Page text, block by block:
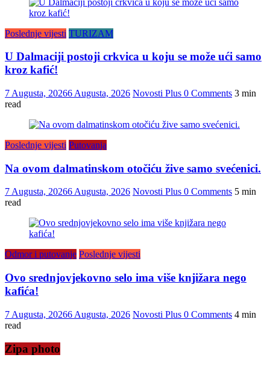
Poslednje vijesti TURIZAM
U Dalmaciji postoji crkvica u koju se može ući samo
kroz kafić!
7 Augusta, 20266 Augusta, 2026 Novosti Plus 0 Comments 3 min
read
Poslednje vijesti Putovanja
Na ovom dalmatinskom otočiću žive samo svećenici.
7 Augusta, 20266 Augusta, 2026 Novosti Plus 0 Comments 5 min
read
Odmor i putovanje Poslednje vijesti
Ovo srednjovjekovno selo ima više knjižara nego
kafića!
7 Augusta, 20266 Augusta, 2026 Novosti Plus 0 Comments 4 min
read
Zipa photo